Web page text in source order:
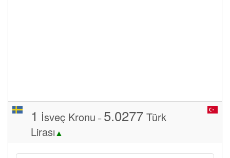
1 İsveç Kronu = 5.0277 Türk
Lirası▲